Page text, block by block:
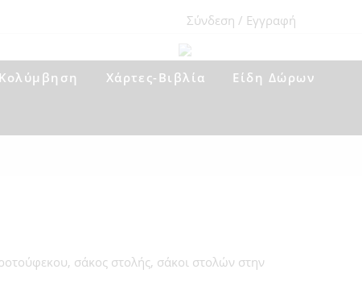
Σύνδεση / Εγγραφή
Κολύμβηση Χάρτες-Βιβλία Είδη Δώρων
σάκος στολής, σάκοι στολών στην